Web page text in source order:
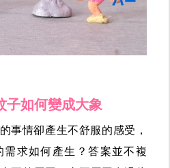
子如何變成大象
事情卻產生不舒服的感受，
求如何產生？答案並不複